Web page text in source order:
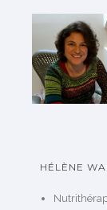
HÉLÈNE